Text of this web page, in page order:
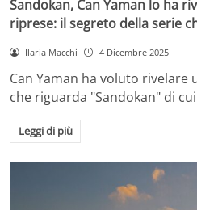
Sandokan, Can Yaman lo ha
riprese: il segreto della serie
Ilaria Macchi 4 Dicembre 2025
Can Yaman ha voluto
che riguarda "Sandokan" di
Leggi di più